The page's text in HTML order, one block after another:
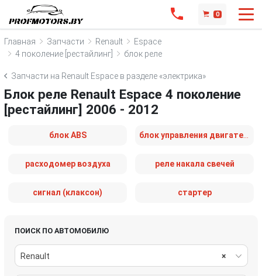
0
Главная Запчасти Renault
Espace
4 поколение [рестайлинг]
блок реле
Запчасти на Renault Espace в разделе «электрика»
Блок реле Renault Espace 4 поколение
[рестайлинг] 2006 - 2012
блок ABS
расходомер воздуха реле накала свечей
сигнал (клаксон) стартер
ПОИСК ПО АВТОМОБИЛЮ
×
Renault